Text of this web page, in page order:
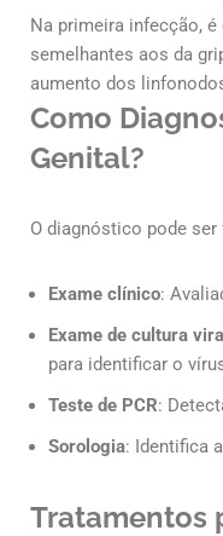
Na primeira infecção,
semelhantes aos da
aumento dos
Como
Genital?
O diagnóstico pode
Exame clínico:
Exame de cultura viral
para identificar o
Teste de PCR:
Sorologia: Identifica
Tratamentos